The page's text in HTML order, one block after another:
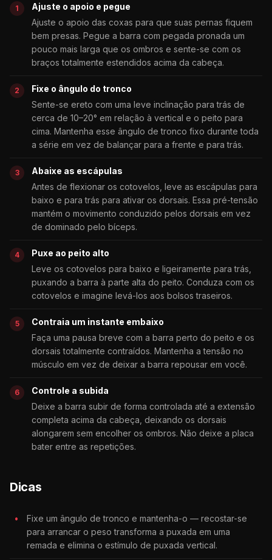
Ajuste o apoio e pegue
Ajuste o apoio das coxas para que suas pernas fiquem
bem presas. Pegue a barra com pegada pronada um
pouco mais larga que os ombros e sente-se com os
braços totalmente estendidos acima da cabeça.
Fixe o ângulo do tronco
Sente-se ereto com uma leve inclinação para trás de
cerca de 10–20° em relação à vertical e o peito para
cima. Mantenha esse ângulo de tronco fixo durante toda
a série em vez de balançar para a frente e para trás.
Abaixe as escápulas
Antes de flexionar os cotovelos, leve as escápulas para
baixo e para trás para ativar os dorsais. Essa pré-tensão
mantém o movimento conduzido pelos dorsais em vez
de dominado pelo bíceps.
Puxe ao peito alto
Leve os cotovelos para baixo e ligeiramente para trás,
puxando a barra à parte alta do peito. Conduza com os
cotovelos e imagine levá-los aos bolsos traseiros.
Contraia um instante embaixo
Faça uma pausa breve com a barra perto do peito e os
dorsais totalmente contraídos. Mantenha a tensão no
músculo em vez de deixar a barra repousar em você.
Controle a subida
Deixe a barra subir de forma controlada até a extensão
completa acima da cabeça, deixando os dorsais
alongarem sem encolher os ombros. Não deixe a placa
bater entre as repetições.
Dicas
Fixe um ângulo de tronco e mantenha-o — recostar-se
para arrancar o peso transforma a puxada em uma
remada e elimina o estímulo de puxada vertical.